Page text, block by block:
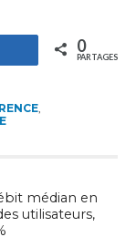
Partagez 0
PARTAGES
,
médian en
utilisateurs,